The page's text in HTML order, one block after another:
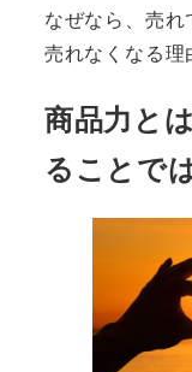
なぜなら、売れ
売れなくなる理
商品力と
ることで